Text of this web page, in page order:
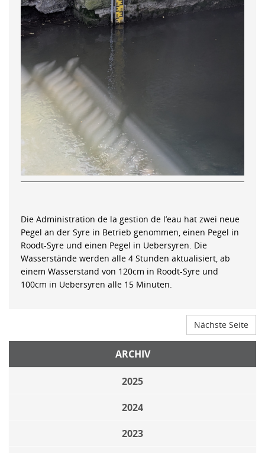
Die Administration de la gestion de l’eau hat zwei neue
Pegel an der Syre in Betrieb genommen, einen Pegel in
Roodt-Syre und einen Pegel in Uebersyren. Die
Wasserstände werden alle 4 Stunden aktualisiert, ab
einem Wasserstand von 120cm in Roodt-Syre und
100cm in Uebersyren alle 15 Minuten.
Nächste Seite
ARCHIV
2025
2024
2023